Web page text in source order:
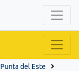
Punta del Este